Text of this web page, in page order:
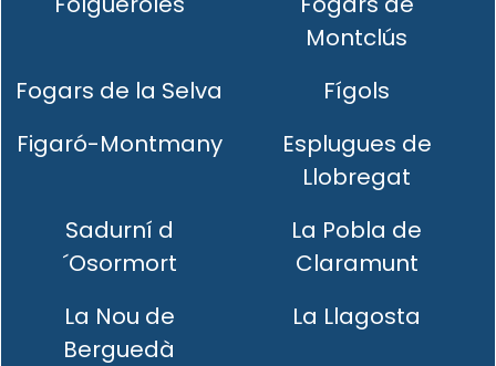
Montclús
Fogars de la Selva
Fígols
Figaró-Montmany
Esplugues de
Llobregat
Sadurní d
´Osormort
La Pobla de
Claramunt
La Nou de
Berguedà
La Llagosta